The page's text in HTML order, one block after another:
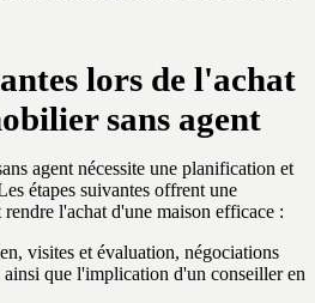
lors de l'achat
sans agent
agent nécessite une planification et
étapes suivantes offrent une
l'achat d'une maison efficace :
visites et évaluation, négociations
que l'implication d'un conseiller en